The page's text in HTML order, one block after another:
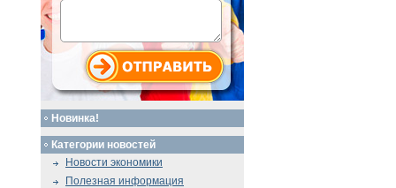
Новинка!
Категории новостей
Новости экономики
Полезная информация